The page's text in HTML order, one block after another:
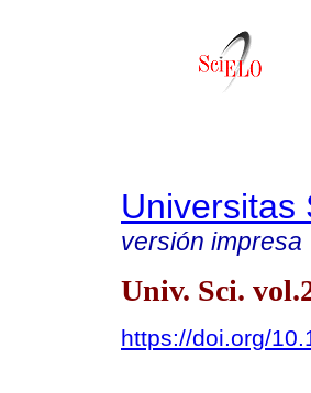
Universitas
versión impresa
Univ. Sci.
https://doi.org/